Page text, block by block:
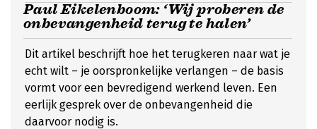
Paul Eikelenboom: ‘Wij proberen de
onbevangenheid terug te halen’
Dit artikel beschrijft hoe het terugkeren naar wat je
echt wilt – je oorspronkelijke verlangen – de basis
vormt voor een bevredigend werkend leven. Een
eerlijk gesprek over de onbevangenheid die
daarvoor nodig is.